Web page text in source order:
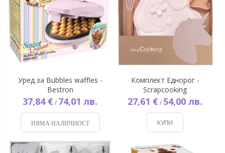
Уред за Bubbles waffles -
Bestron
37,84 € / 74,01 лв.
НЯМА НАЛИЧНОСТ
Комплект Еднорог -
Scrapcooking
27,61 € / 54,00 лв.
КУПИ